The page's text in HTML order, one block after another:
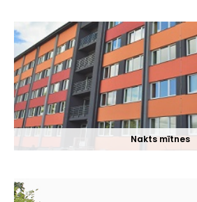
Nakts mītnes